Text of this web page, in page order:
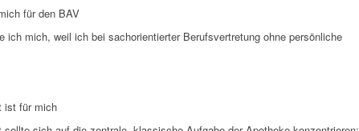
für den BAV
ich mich, weil ich bei sachorientierter Berufsvertretung ohne persönliche
ist für mich